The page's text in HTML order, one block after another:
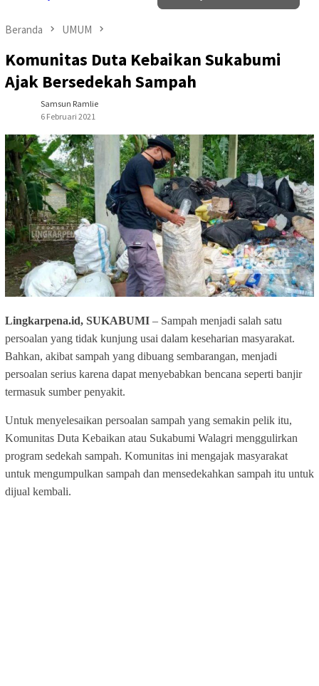
Beranda UMUM
Komunitas Duta Kebaikan Sukabumi
Ajak Bersedekah Sampah
Samsun Ramlie
6 Februari 2021
Lingkarpena.id, SUKABUMI – Sampah menjadi salah satu
persoalan yang tidak kunjung usai dalam keseharian masyarakat.
Bahkan, akibat sampah yang dibuang sembarangan, menjadi
persoalan serius karena dapat menyebabkan bencana seperti banjir
termasuk sumber penyakit.
Untuk menyelesaikan persoalan sampah yang semakin pelik itu,
Komunitas Duta Kebaikan atau Sukabumi Walagri menggulirkan
program sedekah sampah. Komunitas ini mengajak masyarakat
untuk mengumpulkan sampah dan mensedekahkan sampah itu untuk
dijual kembali.